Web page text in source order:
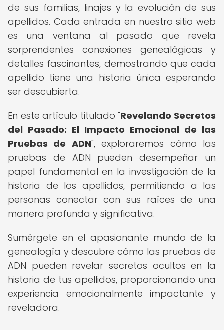
de sus familias, linajes y la evolución de sus
apellidos. Cada entrada en nuestro sitio web
es una ventana al pasado que revela
sorprendentes conexiones genealógicas y
detalles fascinantes, demostrando que cada
apellido tiene una historia única esperando
ser descubierta.
En este artículo titulado "Revelando Secretos
del Pasado: El Impacto Emocional de las
Pruebas de ADN", exploraremos cómo las
pruebas de ADN pueden desempeñar un
papel fundamental en la investigación de la
historia de los apellidos, permitiendo a las
personas conectar con sus raíces de una
manera profunda y significativa.
Sumérgete en el apasionante mundo de la
genealogía y descubre cómo las pruebas de
ADN pueden revelar secretos ocultos en la
historia de tus apellidos, proporcionando una
experiencia emocionalmente impactante y
reveladora.